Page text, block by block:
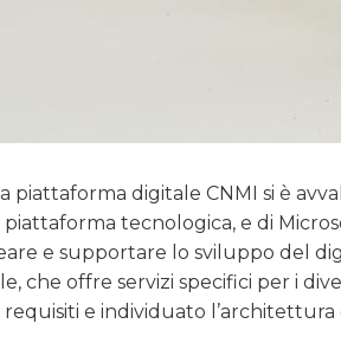
piattaforma digitale CNMI si è
piattaforma tecnologica, e di
e supportare lo sviluppo del
che offre servizi specifici per i
e individuato